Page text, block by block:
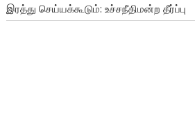
இரத்து செய்யக்கூடும்: உச்சநீதிமன்ற தீர்ப்பு